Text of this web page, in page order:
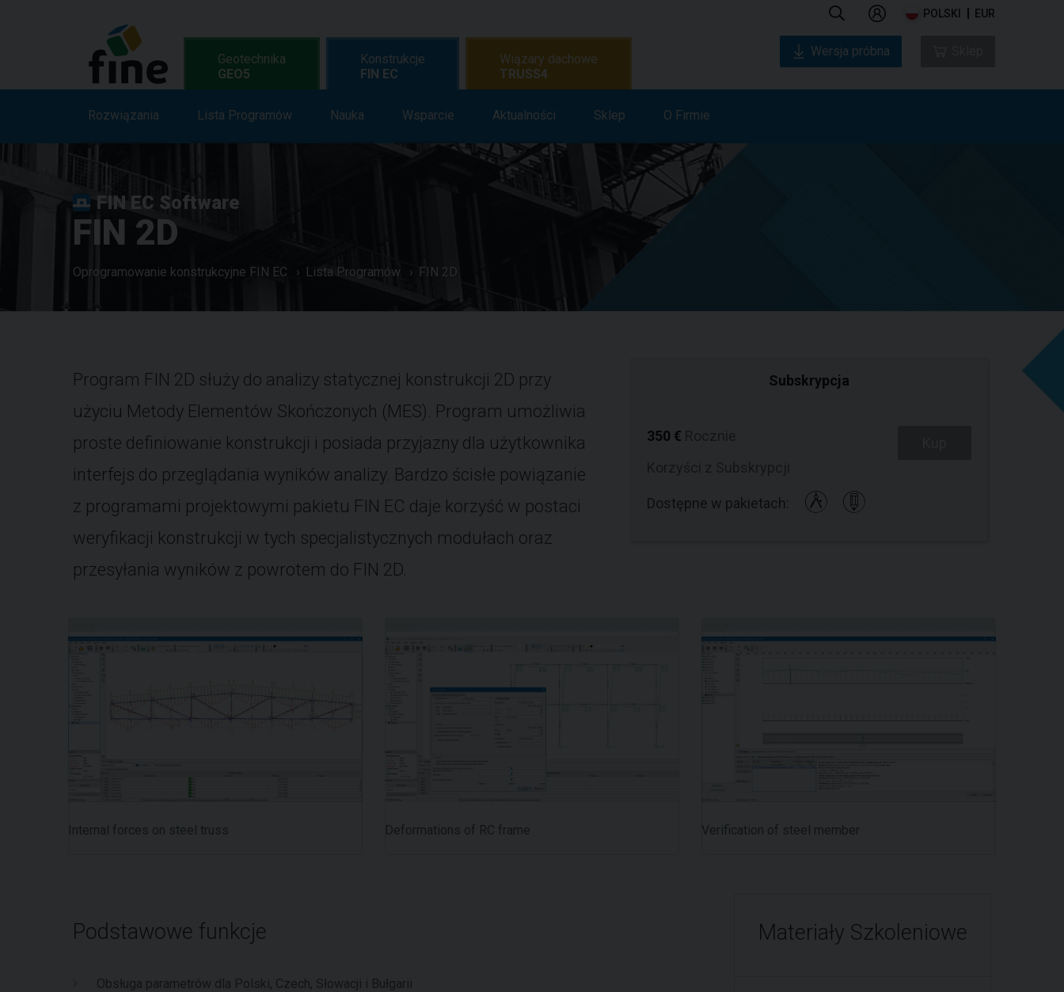
POLSKI EUR
Geotechnika
GEO5
Rozwiązania Cechy Lista Programów Nauka Wsparcie Aktualności Sklep
Konstrukcje
FIN EC
Rozwiązania Lista Programów Nauka Wsparcie Aktualności Sklep O Firmie
Wiązary dachowe
TRUSS4
Wersja próbna
FIN EC Software
FIN 2D
Oprogramowanie konstrukcyjne FIN EC Lista Programów FIN 2D
Program FIN 2D służy do analizy statycznej konstrukcji 2D przy
użyciu Metody Elementów Skończonych (MES). Program umożliwia
proste definiowanie konstrukcji i posiada przyjazny dla użytkownika
interfejs do przeglądania wyników analizy. Bardzo ścisłe powiązanie
z programami projektowymi pakietu FIN EC daje korzyść w postaci
weryfikacji konstrukcji w tych specjalistycznych modułach oraz
przesyłania wyników z powrotem do FIN 2D.
Subskrypcja
350 €
Dostępne w pakietach:
Internal forces on steel truss Deformations of RC frame Verification of steel member
Podstawowe funkcje
Obsługa parametrów dla Polski, Czech, Słowacji i Bułgarii
Materiały Szkoleniowe